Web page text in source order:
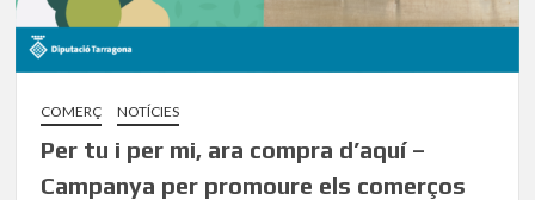
COMERÇ NOTÍCIES
Per tu i per mi, ara compra d’aquí –
Campanya per promoure els comerços